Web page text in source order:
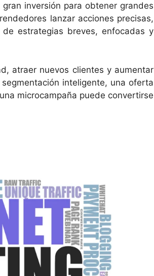
inversión para obtener grandes
lanzar acciones precisas,
estrategias breves, enfocadas y
atraer nuevos clientes y aumentar
inteligente, una oferta
microcampaña puede convertirse